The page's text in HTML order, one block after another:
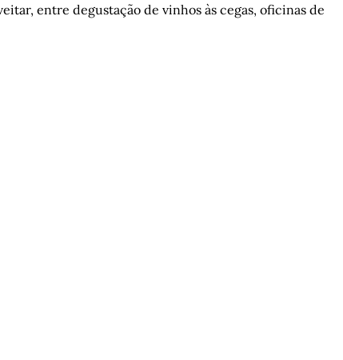
entre degustação de vinhos às cegas, oficinas de